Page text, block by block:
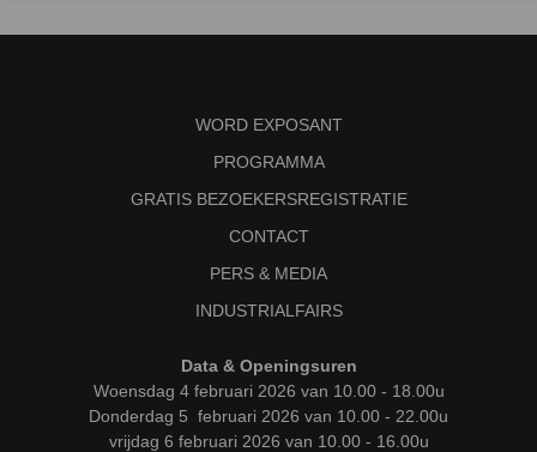
WORD EXPOSANT
PROGRAMMA
GRATIS BEZOEKERSREGISTRATIE
CONTACT
PERS & MEDIA
INDUSTRIALFAIRS
Data & Openingsuren
Woensdag 4 februari 2026 van 10.00 - 18.00u
Donderdag 5 februari 2026 van 10.00 - 22.00u
vrijdag 6 februari 2026 van 10.00 - 16.00u